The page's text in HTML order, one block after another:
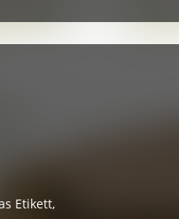
Etikett,